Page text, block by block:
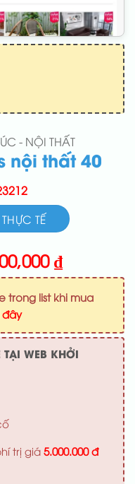
- NỘI THẤT
nội thất 40
TẾ
₫.
₫Giá
hiện
tại
700,000
trong list khi mua
đây
WEB KHỞI
trị giá5.000.000 đ